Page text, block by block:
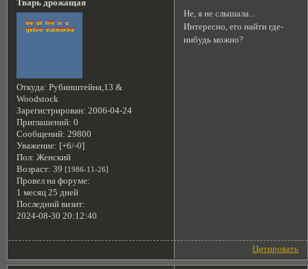
Тварь дрожащая
Откуда: Рубинштейна,13 &
Woodstock
Зарегистрирован: 2006-04-24
Приглашений: 0
Сообщений: 29800
Уважение: [+6/-0]
Пол: Женский
Возраст: 39 [1986-11-26]
Провел на форуме:
1 месяц 25 дней
Последний визит:
2024-08-30 20:12:40
Не, я не слышала...
Интересно, его найти где-
нибудь можно?
Цитировать